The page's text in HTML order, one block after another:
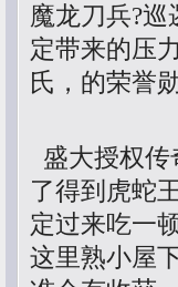
魔龙刀兵?
定带来的压
氏，的荣誉
盛大授权
了得到虎蛇
定过来吃一
这里熟小屋